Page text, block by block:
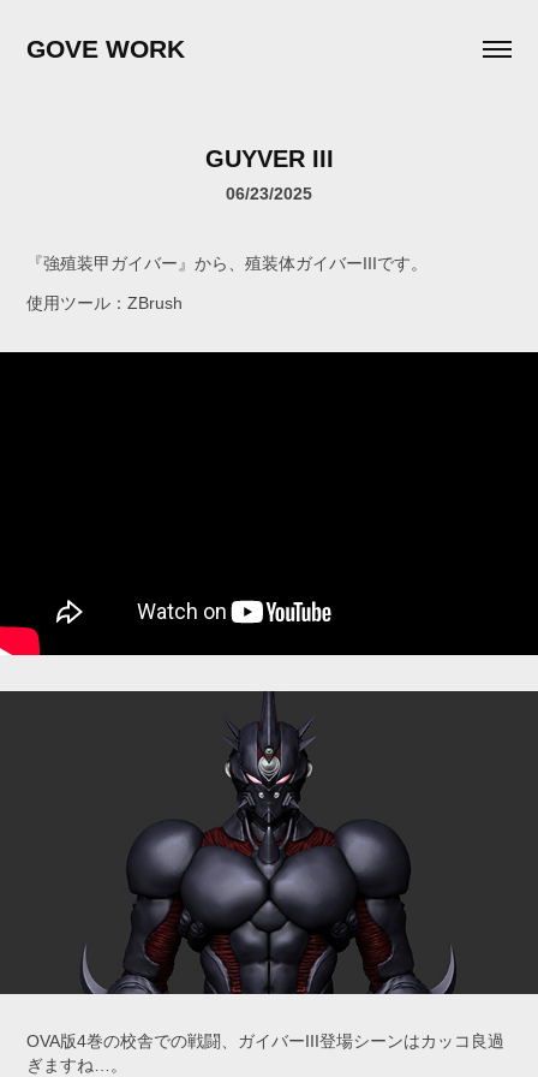
GOVE WORK
GUYVER III
06/23/2025
『強殖装甲ガイバー』から、殖装体ガイバーIIIです。
使用ツール：ZBrush
OVA版4巻の校舎での戦闘、ガイバーIII登場シーンはカッコ良過
ぎますね…。